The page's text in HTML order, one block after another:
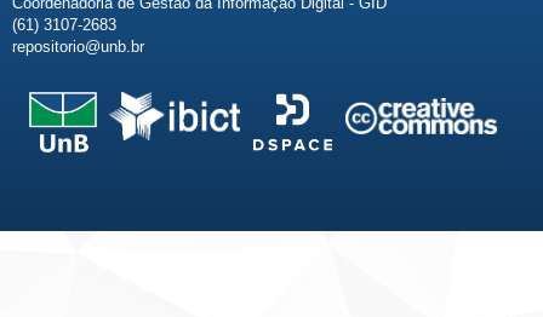
(61) 3107-2683
repositorio@unb.br